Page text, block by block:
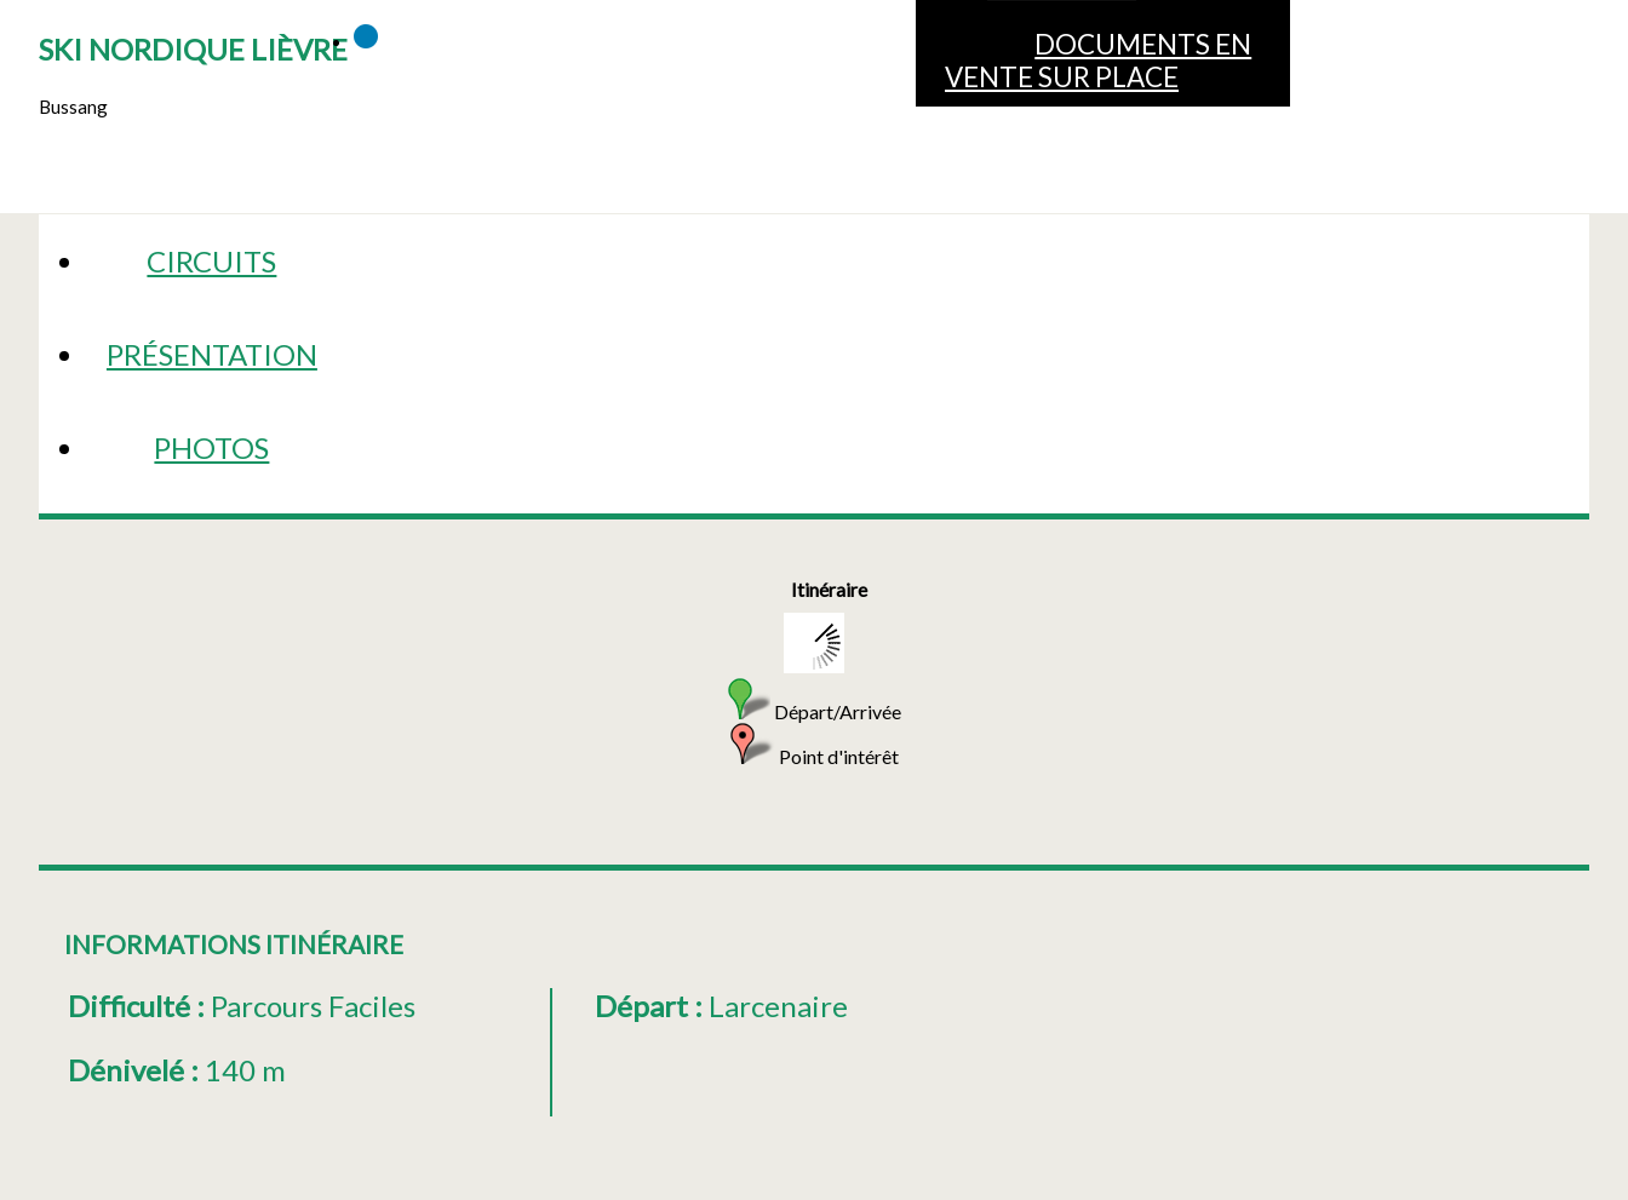
DOCUMENTS EN
VENTE SUR PLACE
SKI NORDIQUE LIÈVRE
Bussang
CIRCUITS
PRÉSENTATION
PHOTOS
Itinéraire
Départ/Arrivée
Point d'intérêt
INFORMATIONS ITINÉRAIRE
Difficulté : Parcours Faciles
Dénivelé : 140 m
Départ : Larcenaire